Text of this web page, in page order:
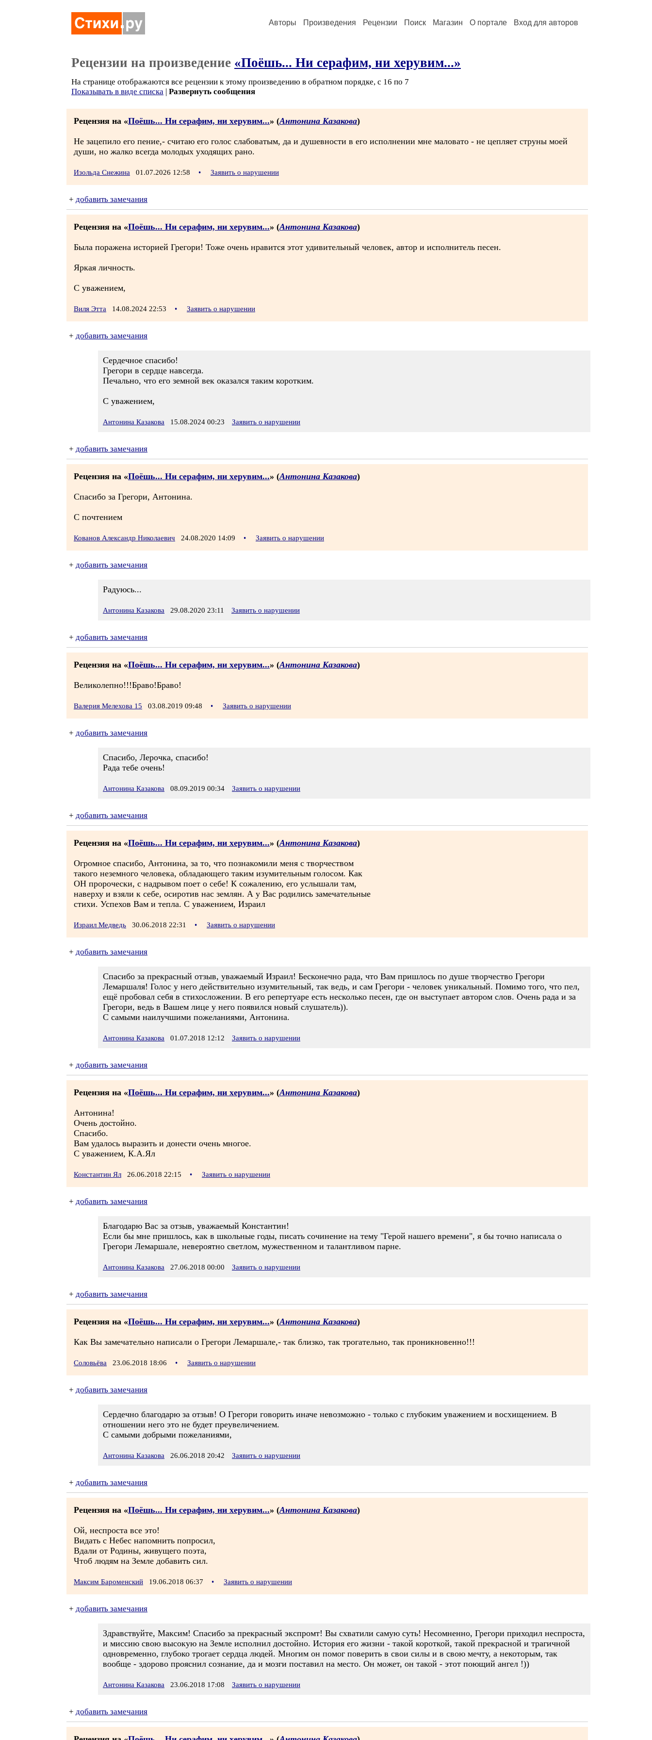
Авторы Произведения Рецензии Поиск Магазин О портале Вход для авторов
Рецензии на произведение «Поёшь... Ни серафим, ни херувим...»
На странице отображаются все рецензии к этому произведению в обратном порядке, с 16 по 7
Показывать в виде списка | Развернуть сообщения
Рецензия на «Поёшь... Ни серафим, ни херувим...» (Антонина Казакова)
Не зацепило его пение,- считаю его голос слабоватым, да и душевности в его исполнении мне маловато - не цепляет струны моей
души, но жалко всегда молодых уходящих рано.
Изольда Снежина 01.07.2026 12:58 • Заявить о нарушении
+ добавить замечания
Рецензия на «Поёшь... Ни серафим, ни херувим...» (Антонина Казакова)
Была поражена историей Грегори! Тоже очень нравится этот удивительный человек, автор и исполнитель песен.
Яркая личность.
С уважением,
Виля Этта 14.08.2024 22:53 • Заявить о нарушении
+ добавить замечания
Сердечное спасибо!
Грегори в сердце навсегда.
Печально, что его земной век оказался таким коротким.
С уважением,
Антонина Казакова 15.08.2024 00:23 Заявить о нарушении
+ добавить замечания
Рецензия на «Поёшь... Ни серафим, ни херувим...» (Антонина Казакова)
Спасибо за Грегори, Антонина.
С почтением
Кованов Александр Николаевич 24.08.2020 14:09 • Заявить о нарушении
+ добавить замечания
Радуюсь...
Антонина Казакова 29.08.2020 23:11 Заявить о нарушении
+ добавить замечания
Рецензия на «Поёшь... Ни серафим, ни херувим...» (Антонина Казакова)
Великолепно!!!Браво!Браво!
Валерия Мелехова 15 03.08.2019 09:48 • Заявить о нарушении
+ добавить замечания
Спасибо, Лерочка, спасибо!
Рада тебе очень!
Антонина Казакова 08.09.2019 00:34 Заявить о нарушении
+ добавить замечания
Рецензия на «Поёшь... Ни серафим, ни херувим...» (Антонина Казакова)
Огромное спасибо, Антонина, за то, что познакомили меня с творчеством
такого неземного человека, обладающего таким изумительным голосом. Как
ОН пророчески, с надрывом поет о себе! К сожалению, его услышали там,
наверху и взяли к себе, осиротив нас землян. А у Вас родились замечательные
стихи. Успехов Вам и тепла. С уважением, Израил
Израил Медведь 30.06.2018 22:31 • Заявить о нарушении
+ добавить замечания
Спасибо за прекрасный отзыв, уважаемый Израил! Бесконечно рада, что Вам пришлось по душе творчество Грегори
Лемаршаля! Голос у него действительно изумительный, так ведь, и сам Грегори - человек уникальный. Помимо того, что пел,
ещё пробовал себя в стихосложении. В его репертуаре есть несколько песен, где он выступает автором слов. Очень рада и за
Грегори, ведь в Вашем лице у него появился новый слушатель)).
С самыми наилучшими пожеланиями, Антонина.
Антонина Казакова 01.07.2018 12:12 Заявить о нарушении
+ добавить замечания
Рецензия на «Поёшь... Ни серафим, ни херувим...» (Антонина Казакова)
Антонина!
Очень достойно.
Спасибо.
Вам удалось выразить и донести очень многое.
С уважением, К.А.Ял
Константин Ял 26.06.2018 22:15 • Заявить о нарушении
+ добавить замечания
Благодарю Вас за отзыв, уважаемый Константин!
Если бы мне пришлось, как в школьные годы, писать сочинение на тему "Герой нашего времени", я бы точно написала о
Грегори Лемаршале, невероятно светлом, мужественном и талантливом парне.
Антонина Казакова 27.06.2018 00:00 Заявить о нарушении
+ добавить замечания
Рецензия на «Поёшь... Ни серафим, ни херувим...» (Антонина Казакова)
Как Вы замечательно написали о Грегори Лемаршале,- так близко, так трогательно, так проникновенно!!!
Соловьёва 23.06.2018 18:06 • Заявить о нарушении
+ добавить замечания
Сердечно благодарю за отзыв! О Грегори говорить иначе невозможно - только с глубоким уважением и восхищением. В
отношении него это не будет преувеличением.
С самыми добрыми пожеланиями,
Антонина Казакова 26.06.2018 20:42 Заявить о нарушении
+ добавить замечания
Рецензия на «Поёшь... Ни серафим, ни херувим...» (Антонина Казакова)
Ой, неспроста все это!
Видать с Небес напомнить попросил,
Вдали от Родины, живущего поэта,
Чтоб людям на Земле добавить сил.
Максим Бароменский 19.06.2018 06:37 • Заявить о нарушении
+ добавить замечания
Здравствуйте, Максим! Спасибо за прекрасный экспромт! Вы схватили самую суть! Несомненно, Грегори приходил неспроста,
и миссию свою высокую на Земле исполнил достойно. История его жизни - такой короткой, такой прекрасной и трагичной
одновременно, глубоко трогает сердца людей. Многим он помог поверить в свои силы и в свою мечту, а некоторым, так
вообще - здорово прояснил сознание, да и мозги поставил на место. Он может, он такой - этот поющий ангел !))
Антонина Казакова 23.06.2018 17:08 Заявить о нарушении
+ добавить замечания